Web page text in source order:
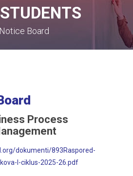
Notice Board
Process
dokumenti/893Raspored-
I-ciklus-2025-26.pdf